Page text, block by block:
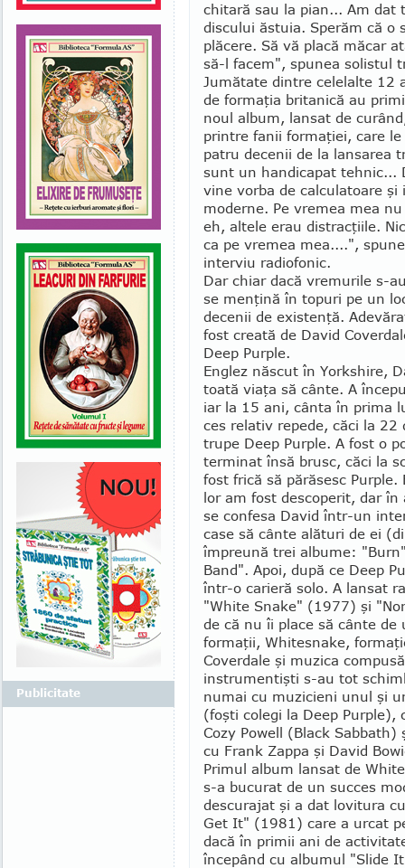
chitară sau la pian... Am dat
discului ăstuia. Sperăm că o
plăcere. Să vă placă măcar
să-l facem", spu­nea solistul
Jumătate dintre celelalte 12
de formaţia britanică au
noul album, lansat de
printre fanii formaţiei, care
patru decenii de la lansarea
sunt un handica­pat tehnic...
vine vorba de calculatoare
moderne. Pe vremea mea
eh, altele erau distracţiile.
ca pe vremea mea....",
interviu radiofonic.
Dar chiar dacă vremurile s-
se menţină în to­puri pe un
decenii de existenţă.
fost creată de David
Deep Pur­ple.
Englez născut în Yorkshire,
toată viaţa să cânte. A
iar la 15 ani, cânta în pri­ma
ces relativ repede, căci la
trupe Deep Purple. A fost o
terminat însă brusc, căci la
fost frică să pă­răsesc
lor am fost descoperit, dar
se confesa David într-un
case să cânte alături de ei
îm­­preună trei albume:
Band". Apoi, după ce Deep
într-o carieră solo. A lansat
"White Snake" (1977) şi
de că nu îi place să cânte
formaţii, White­snake,
Co­verdale şi muzica
instrumentişti s-au tot
numai cu muzicieni unul şi
(foşti co­legi la Deep Pur­ple),
Cozy Po­well (Black
cu Frank Zappa şi Da­vid
Primul album lan­sat de
s-a bucurat de un suc­ces
descurajat şi a dat lovitura
Get It" (1981) care a urcat
dacă în primii ani de
înce­pând cu al­bu­mul "Slide
Publicitate